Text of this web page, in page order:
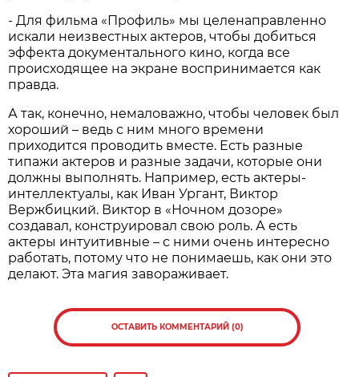
- Для фильма «Профиль» мы целенаправленно
искали неизвестных актеров, чтобы добиться
эффекта документального кино, когда все
происходящее на экране воспринимается как
правда.
А так, конечно, немаловажно, чтобы человек был
хороший – ведь с ним много времени
приходится проводить вместе. Есть разные
типажи актеров и разные задачи, которые они
должны выполнять. Например, есть актеры-
интеллектуалы, как Иван Ургант, Виктор
Вержбицкий. Виктор в «Ночном дозоре»
создавал, конструировал свою роль. А есть
актеры интуитивные – с ними очень интересно
работать, потому что не понимаешь, как они это
делают. Эта магия завораживает.
ОСТАВИТЬ КОММЕНТАРИЙ (0)